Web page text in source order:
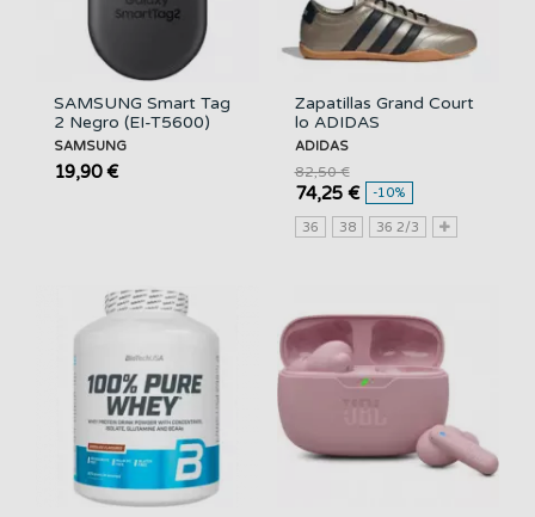
SAMSUNG Smart Tag
2 Negro (EI-T5600)
SAMSUNG
19,90 €
Zapatillas Grand Court
lo ADIDAS
ADIDAS
74,25 €
82,50 €
-10%
36 38 36 2/3